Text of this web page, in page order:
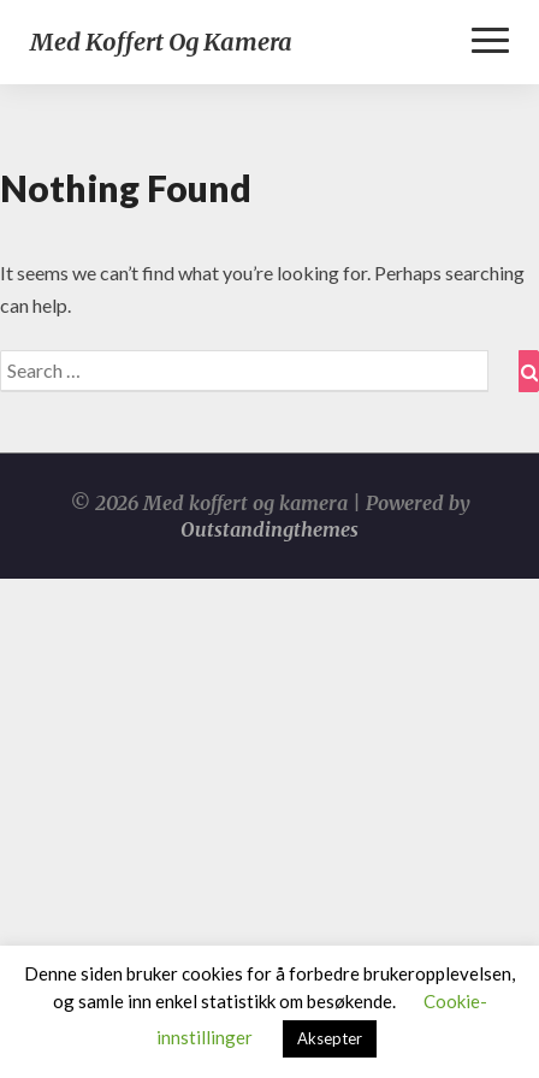
Med Koffert Og Kamera
Nothing
Found
Nothing Found
It seems we can’t find what you’re looking for. Perhaps searching
can help.
Search
for:
© 2026 Med koffert og kamera | Powered by
Outstandingthemes
Denne siden bruker cookies for å forbedre brukeropplevelsen,
og samle inn enkel statistikk om besøkende.
Cookie-
innstillinger
Aksepter